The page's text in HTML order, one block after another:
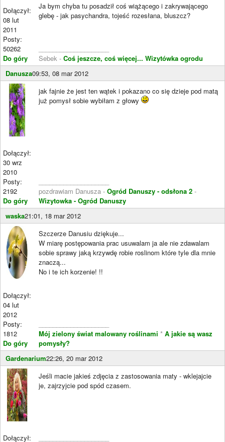
Dołączył:
08 lut
2011
Posty:
50262
Do góry
Ja bym chyba tu posadził coś wiążącego i zakrywającego
glebę - jak pasychandra, tojeść rozesłana, bluszcz?
Sebek - Coś jeszcze, coś więcej... Wizytówka ogrodu
Danusza09:53, 08 mar 2012
Dołączył:
30 wrz
2010
Posty:
2192
Do góry
jak fajnie że jest ten wątek i pokazano co się dzieje pod matą
już pomysł sobie wybiłam z głowy
pozdrawiam Danusza - Ogród Danuszy - odsłona 2 -
Wizytowka - Ogród Danuszy
waska21:01, 18 mar 2012
Dołączył:
04 lut
2012
Posty:
1812
Do góry
Szczerze Danusiu dziękuje...
W miarę postępowania prac usuwalam ja ale nie zdawalam
sobie sprawy jaką krzywdę robie roslinom które tyle dla mnie
znaczą...
No i te ich korzenie! !!
Mój zielony świat malowany roślinami * A jakie są wasz
pomysły?
Gardenarium22:26, 20 mar 2012
Dołączył:
Jeśli macie jakieś zdjęcia z zastosowania maty - wklejajcie
je, zajrzyjcie pod spód czasem.